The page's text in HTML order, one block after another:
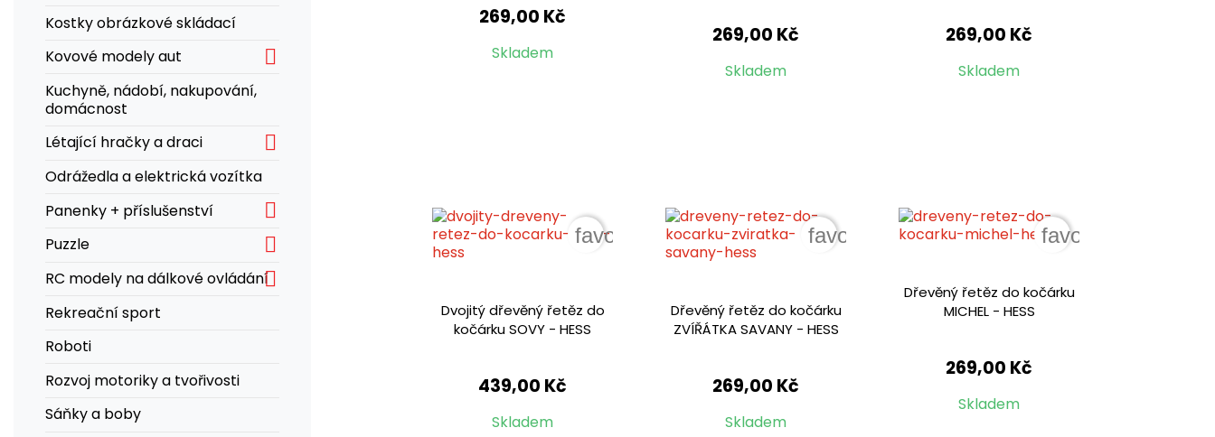
Kostky obrázkové skládací
Kovové modely aut

Kuchyně, nádobí, nakupování,
domácnost
Létající hračky a draci

Odrážedla a elektrická vozítka
Panenky + příslušenství

Puzzle 
RC modely na dálkové ovládání
Rekreační sport
Roboti
Rozvoj motoriky a tvořivosti
Sáňky a boby
269,00 Kč
Skladem
269,00 Kč
Skladem
269,00 Kč
Skladem
Dvojitý dřevěný řetěz do
kočárku SOVY - HESS
439,00 Kč
Skladem
favorite_border
Dřevěný řetěz do kočárku
ZVÍŘÁTKA SAVANY - HESS
269,00 Kč
Skladem
favorite_border
Dřevěný řetěz do kočárku
MICHEL - HESS
269,00 Kč
Skladem
favorite_border